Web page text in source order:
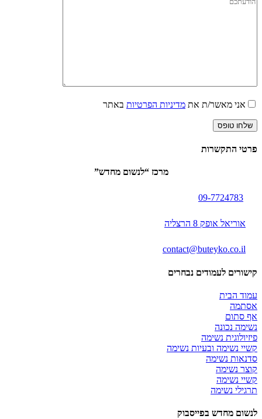
אני מאשר/ת את מדיניות הפרטיות באתר
פרטי התקשרות
מרכז “לנשום מחדש”
09-7724783
אוריאל אופק 8 הרצליה
contact@buteyko.co.il
קישורים לעמודים נבחרים
עמוד הבית
אסתמה
אף סתום
נשימה נכונה
פיזיולוגית נשימה
קשיי נשימה ובעיות נשימה
סדנאות נשימה
קוצר נשימה
קשיי נשימה
תרגילי נשימה
לנשום מחדש בפייסבוק